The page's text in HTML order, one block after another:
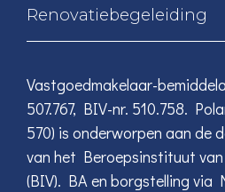
Renovatiebegeleiding
Vastgoedmakelaar-
507.767, BIV-nr. 510.758.
570) is onderworpen aan de
van het Beroepsinstituut
(BIV). BA en borgstelling via